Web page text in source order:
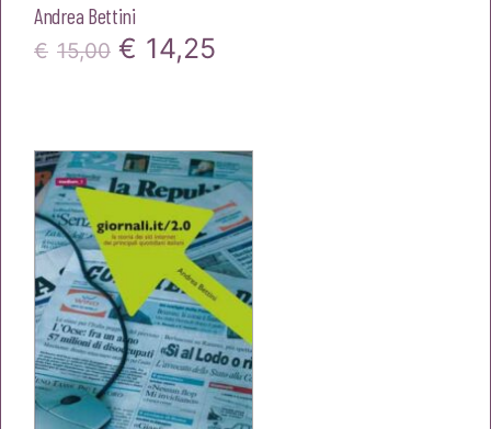
Andrea Bettini
€ 15,00 Il
era:
€15,00.
€ 14,25
è:
€14,25.